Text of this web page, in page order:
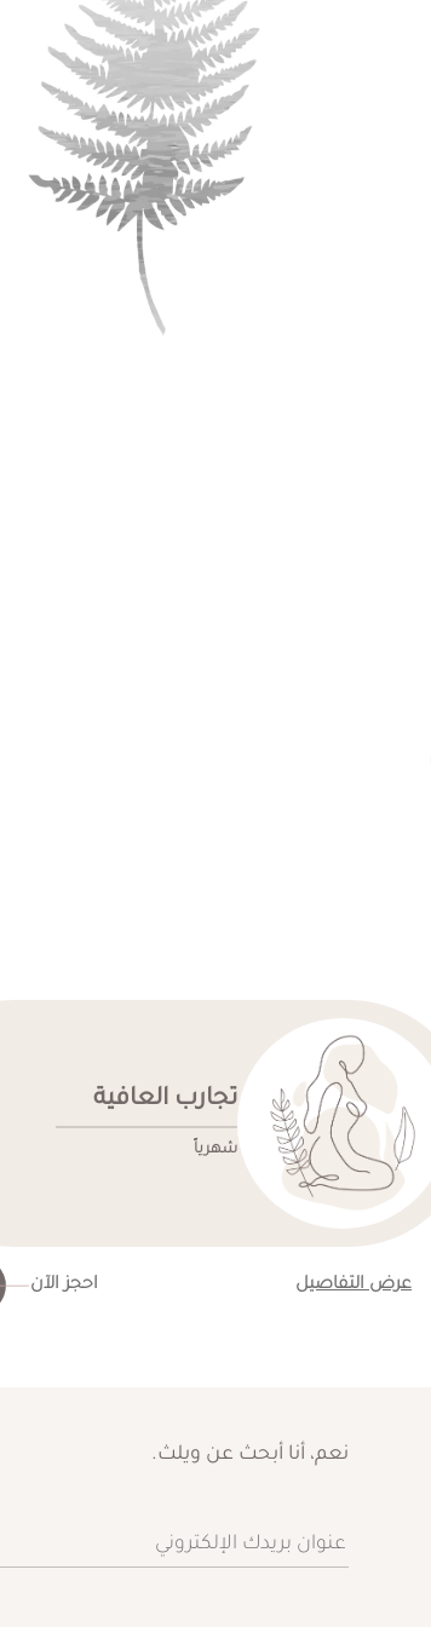
تجارب العافية
شهرياً
عرض التفاصيل احجز الآن
نعم، أنا أبحث عن ويلث.